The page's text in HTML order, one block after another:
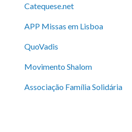
Catequese.net
APP Missas em Lisboa
QuoVadis
Movimento Shalom
Associação Família Solidária